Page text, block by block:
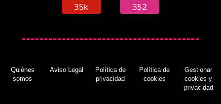
35k 352
Quiénes
somos
Aviso Legal
Política de
privacidad
Política de
cookies
Gestionar
cookies y
privacidad